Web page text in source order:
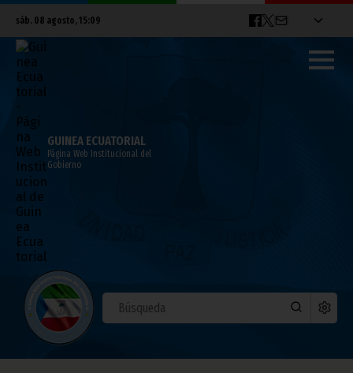
sáb. 08 agosto, 15:09
GUINEA ECUATORIAL
Página Web Institucional del
Gobierno
El Presidente de la República asiste al 50
Aniversario de la Independencia del
Congo
julio 02, 2010
Noticias Presidencia